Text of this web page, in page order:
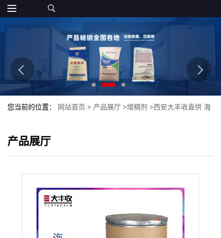
您当前的位置： 网站首页 > 产品展厅 >增稠剂 >西安大丰收直供 海
产品展厅